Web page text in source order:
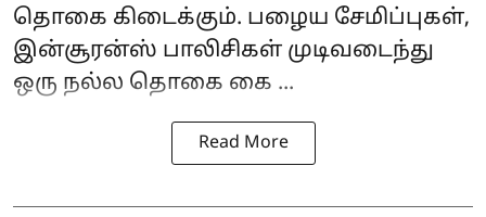
தொகை கிடைக்கும். பழைய சேமிப்புகள்,
இன்சூரன்ஸ் பாலிசிகள் முடிவடைந்து
ஒரு நல்ல தொகை கை ...
Read More